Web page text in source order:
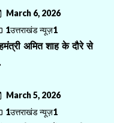
March 6, 2026
1उत्तराखंड न्यूज़1
अमित शाह के दौरे से
March 5, 2026
1उत्तराखंड न्यूज़1